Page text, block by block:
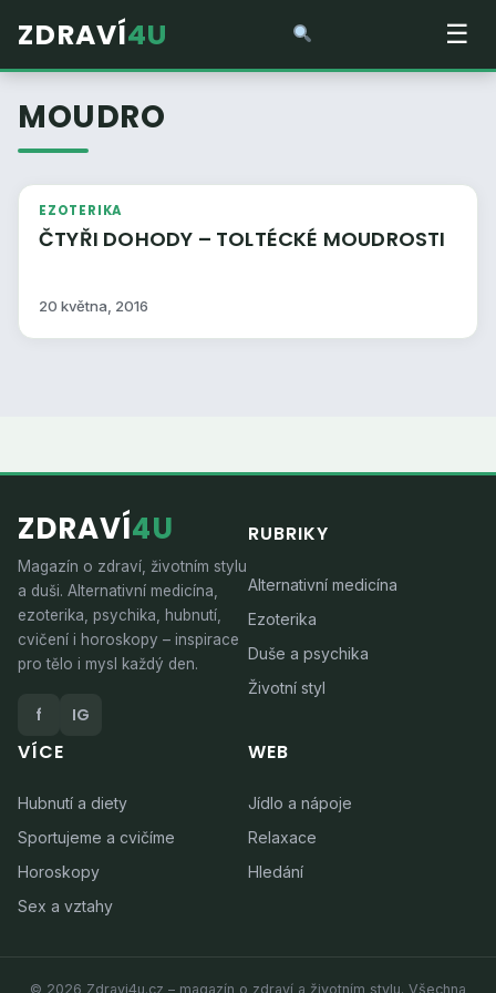
ZDRAVÍ4U ☰
MOUDRO
EZOTERIKA
ČTYŘI DOHODY – TOLTÉCKÉ MOUDROSTI
20 května, 2016
ZDRAVÍ4U
Magazín o zdraví, životním stylu
a duši. Alternativní medicína,
ezoterika, psychika, hubnutí,
cvičení i horoskopy – inspirace
pro tělo i mysl každý den.
f IG
RUBRIKY
Alternativní medicína
Ezoterika
Duše a psychika
Životní styl
VÍCE
Hubnutí a diety
Sportujeme a cvičíme
Horoskopy
Sex a vztahy
WEB
Jídlo a nápoje
Relaxace
Hledání
© 2026 Zdravi4u.cz – magazín o zdraví a životním stylu. Všechna